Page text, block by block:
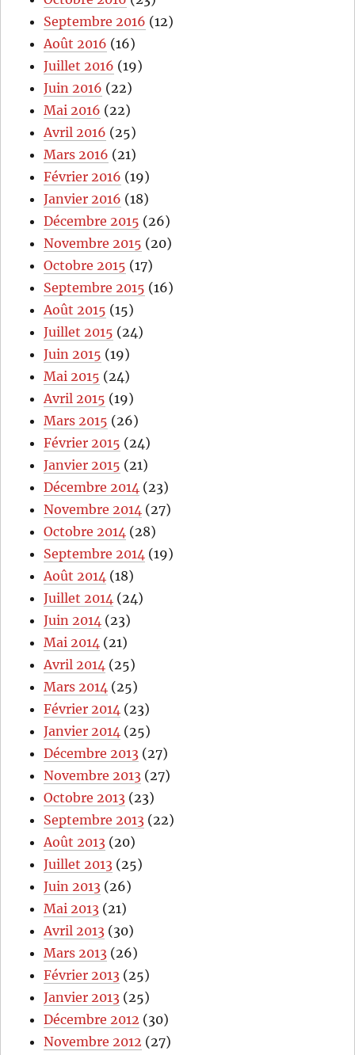
Septembre 2016 (12)
Août 2016 (16)
Juillet 2016 (19)
Juin 2016 (22)
Mai 2016 (22)
Avril 2016 (25)
Mars 2016 (21)
Février 2016 (19)
Janvier 2016 (18)
Décembre 2015 (26)
Novembre 2015 (20)
Octobre 2015 (17)
Septembre 2015 (16)
Août 2015 (15)
Juillet 2015 (24)
Juin 2015 (19)
Mai 2015 (24)
Avril 2015 (19)
Mars 2015 (26)
Février 2015 (24)
Janvier 2015 (21)
Décembre 2014 (23)
Novembre 2014 (27)
Octobre 2014 (28)
Septembre 2014 (19)
Août 2014 (18)
Juillet 2014 (24)
Juin 2014 (23)
Mai 2014 (21)
Avril 2014 (25)
Mars 2014 (25)
Février 2014 (23)
Janvier 2014 (25)
Décembre 2013 (27)
Novembre 2013 (27)
Octobre 2013 (23)
Septembre 2013 (22)
Août 2013 (20)
Juillet 2013 (25)
Juin 2013 (26)
Mai 2013 (21)
Avril 2013 (30)
Mars 2013 (26)
Février 2013 (25)
Janvier 2013 (25)
Décembre 2012 (30)
Novembre 2012 (27)